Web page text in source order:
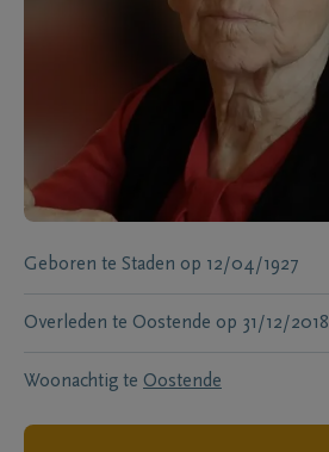
Geboren te Staden op 12/04/1927
Overleden te Oostende op 31/12/2018
Woonachtig te Oostende